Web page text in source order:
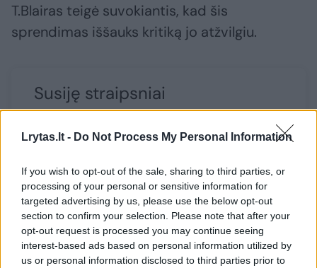
Lrytas.lt - Do Not Process My Personal Information
If you wish to opt-out of the sale, sharing to third parties, or
processing of your personal or sensitive information for
targeted advertising by us, please use the below opt-out
section to confirm your selection. Please note that after your
opt-out request is processed you may continue seeing
interest-based ads based on personal information utilized by
us or personal information disclosed to third parties prior to
T.Blairas teigė suvokiantis, kad šis
sprendimas iššauks kritiką jo atžvilgiu.
Susiję straipsniai
Prezidentė:
„Brexit“
derybose
svarbu
apginti